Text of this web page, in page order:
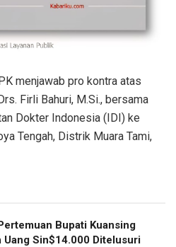
menjawab pro kontra atas
Firli Bahuri, M.Si., bersama
Dokter Indonesia (IDI) ke
Tengah, Distrik Muara Tami,
Bupati Kuansing
Uang Sin$14.000 Ditelusuri